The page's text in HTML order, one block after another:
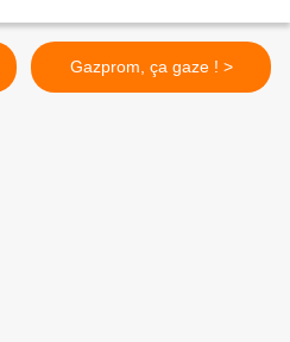
Gazprom, ça gaze ! >